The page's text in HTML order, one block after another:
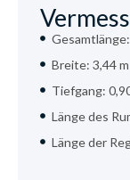
Breite: 3,44 m
Tiefgang:
Länge des
Länge der